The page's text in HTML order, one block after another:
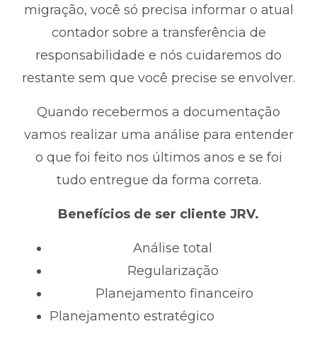
migração, você só precisa informar o atual
contador sobre a transferência de
responsabilidade e nós cuidaremos do
restante sem que você precise se envolver.
Quando recebermos a documentação
vamos realizar uma análise para entender
o que foi feito nos últimos anos e se foi
tudo entregue da forma correta.
Benefícios de ser cliente JRV.
Análise total
Regularização
Planejamento financeiro
Planejamento estratégico